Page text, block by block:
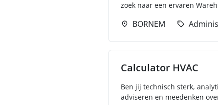
zoek naar een ervaren
BORNEM
Calculator HVAC
Ben jij technisch sterk,
adviseren en meedenken